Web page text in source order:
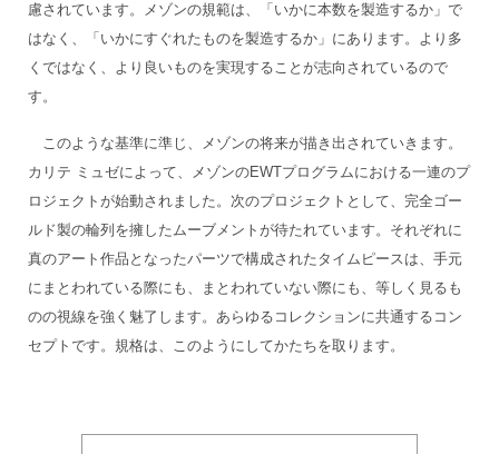
慮されています。メゾンの規範は、「いかに本数を製造するか」で
はなく、「いかにすぐれたものを製造するか」にあります。より多
くではなく、より良いものを実現することが志向されているので
す。
このような基準に準じ、メゾンの将来が描き出されていきます。
カリテ ミュゼによって、メゾンのEWTプログラムにおける一連のプ
ロジェクトが始動されました。次のプロジェクトとして、完全ゴー
ルド製の輪列を擁したムーブメントが待たれています。それぞれに
真のアート作品となったパーツで構成されたタイムピースは、手元
にまとわれている際にも、まとわれていない際にも、等しく見るも
のの視線を強く魅了します。あらゆるコレクションに共通するコン
セプトです。規格は、このようにしてかたちを取ります。